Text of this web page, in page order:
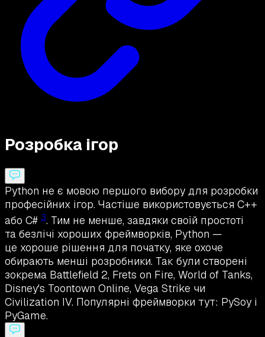
Розробка ігор
Python не є мовою першого вибору для розробки
професійних ігор. Частіше використовується C++
або C# 3. Тим не менше, завдяки своїй простоті
та безлічі хороших фреймворків, Python —
це хороше рішення для початку, яке охоче
обирають менші розробники. Так були створені
зокрема Battlefield 2, Frets on Fire, World of Tanks,
Disney's Toontown Online, Vega Strike чи
Civilization IV. Популярні фреймворки тут: PySoy і
PyGame.